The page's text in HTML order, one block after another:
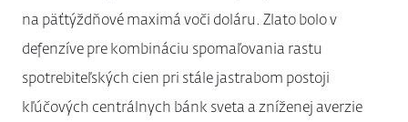
na päťtýždňové maximá voči doláru. Zlato bolo v
defenzíve pre kombináciu spomaľovania rastu
spotrebiteľských cien pri stále jastrabom postoji
kľúčových centrálnych bánk sveta a zníženej averzie